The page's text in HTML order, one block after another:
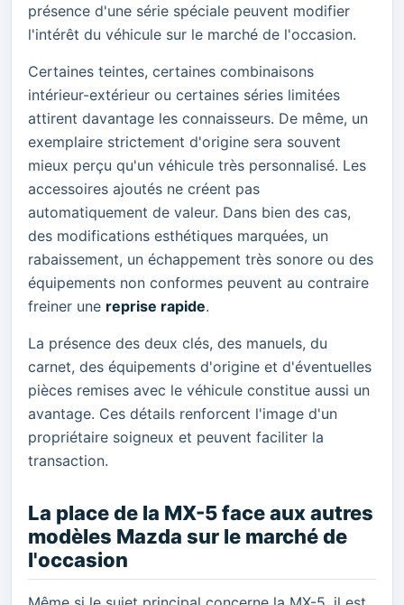
présence d'une série spéciale peuvent modifier
l'intérêt du véhicule sur le marché de l'occasion.
Certaines teintes, certaines combinaisons
intérieur-extérieur ou certaines séries limitées
attirent davantage les connaisseurs. De même, un
exemplaire strictement d'origine sera souvent
mieux perçu qu'un véhicule très personnalisé. Les
accessoires ajoutés ne créent pas
automatiquement de valeur. Dans bien des cas,
des modifications esthétiques marquées, un
rabaissement, un échappement très sonore ou des
équipements non conformes peuvent au contraire
freiner une reprise rapide.
La présence des deux clés, des manuels, du
carnet, des équipements d'origine et d'éventuelles
pièces remises avec le véhicule constitue aussi un
avantage. Ces détails renforcent l'image d'un
propriétaire soigneux et peuvent faciliter la
transaction.
La place de la MX-5 face aux autres
modèles Mazda sur le marché de
l'occasion